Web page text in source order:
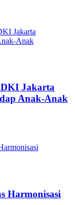
Jakarta
Anak-Anak
Harmonisasi